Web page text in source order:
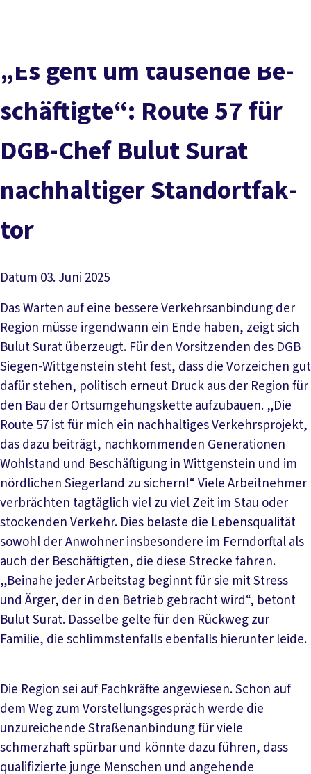
Politik in NRW
Service
Mitmachen
„Es geht um tau­sen­de Be­
schäf­tig­te“: Rou­te 57 für
DGB-Chef Bu­lut Su­rat
nach­hal­ti­ger Stand­ort­fak­
tor
Datum 03. Juni 2025
Das Warten auf eine bessere Verkehrsanbindung der
Region müsse irgendwann ein Ende haben, zeigt sich
Bulut Surat überzeugt. Für den Vorsitzenden des DGB
Siegen-Wittgenstein steht fest, dass die Vorzeichen gut
dafür stehen, politisch erneut Druck aus der Region für
den Bau der Ortsumgehungskette aufzubauen. „Die
Route 57 ist für mich ein nachhaltiges Verkehrsprojekt,
das dazu beiträgt, nachkommenden Generationen
Wohlstand und Beschäftigung in Wittgenstein und im
nördlichen Siegerland zu sichern!“ Viele Arbeitnehmer
verbrächten tagtäglich viel zu viel Zeit im Stau oder
stockenden Verkehr. Dies belaste die Lebensqualität
sowohl der Anwohner insbesondere im Ferndorftal als
auch der Beschäftigten, die diese Strecke fahren.
„Beinahe jeder Arbeitstag beginnt für sie mit Stress
und Ärger, der in den Betrieb gebracht wird“, betont
Bulut Surat. Dasselbe gelte für den Rückweg zur
Familie, die schlimmstenfalls ebenfalls hierunter leide.
Die Region sei auf Fachkräfte angewiesen. Schon auf
dem Weg zum Vorstellungsgespräch werde die
unzureichende Straßenanbindung für viele
schmerzhaft spürbar und könnte dazu führen, dass
qualifizierte junge Menschen und angehende